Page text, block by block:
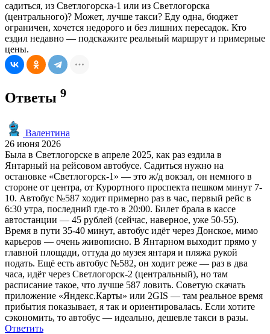
садиться, из Светлогорска-1 или из Светлогорска
(центрального)? Может, лучше такси? Еду одна, бюджет
ограничен, хочется недорого и без лишних пересадок. Кто
ездил недавно — подскажите реальный маршрут и примерные
цены.
Ответы 9
Валентина
26 июня 2026
Была в Светлогорске в апреле 2025, как раз ездила в
Янтарный на рейсовом автобусе. Садиться нужно на
остановке «Светлогорск-1» — это ж/д вокзал, он немного в
стороне от центра, от Курортного проспекта пешком минут 7-
10. Автобус №587 ходит примерно раз в час, первый рейс в
6:30 утра, последний где-то в 20:00. Билет брала в кассе
автостанции — 45 рублей (сейчас, наверное, уже 50-55).
Время в пути 35-40 минут, автобус идёт через Донское, мимо
карьеров — очень живописно. В Янтарном выходит прямо у
главной площади, оттуда до музея янтаря и пляжа рукой
подать. Ещё есть автобус №582, он ходит реже — раз в два
часа, идёт через Светлогорск-2 (центральный), но там
расписание такое, что лучше 587 ловить. Советую скачать
приложение «Яндекс.Карты» или 2GIS — там реальное время
прибытия показывает, я так и ориентировалась. Если хотите
сэкономить, то автобус — идеально, дешевле такси в разы.
Ответить